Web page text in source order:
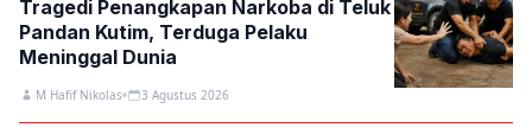
Tragedi Penangkapan Narkoba di Teluk
Pandan Kutim, Terduga Pelaku
Meninggal Dunia
M Hafif Nikolas 3 Agustus 2026